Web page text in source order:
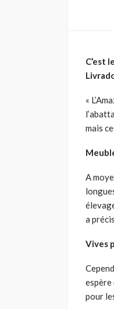
C’est
«
mais
A
a
Vives
espère
pour